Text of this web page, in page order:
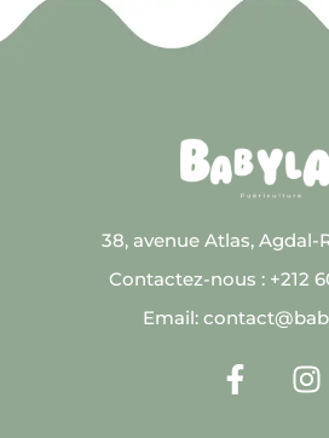
38, avenue Atlas, Agdal-
Contactez-nous : +212
Email: